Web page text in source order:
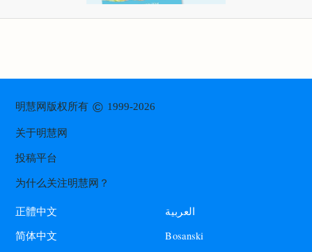
明慧网版权所有© 1999-2026
关于明慧网
投稿平台
为什么关注明慧网？
正體中文
简体中文
العربية
Bosanski